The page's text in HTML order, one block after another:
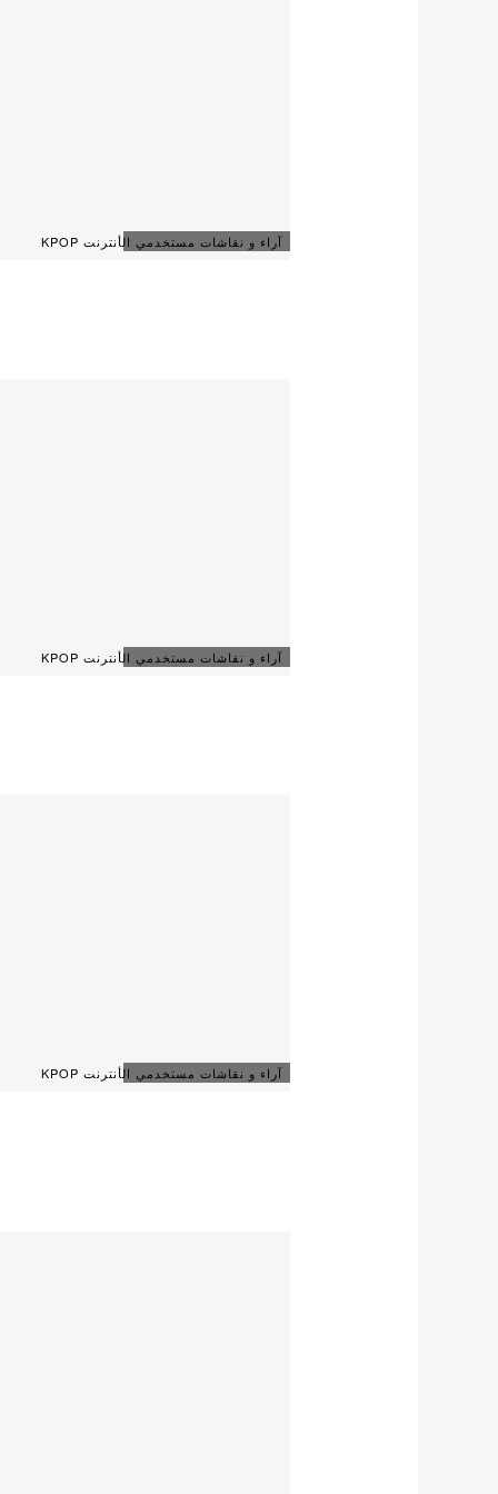
آراء و نقاشات مستخدمي الأنترنت KPOP
آراء و نقاشات مستخدمي الأنترنت KPOP
آراء و نقاشات مستخدمي الأنترنت KPOP